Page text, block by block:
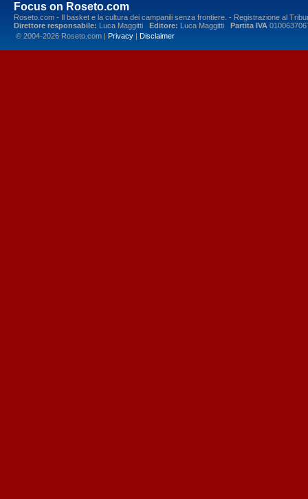
Focus on Roseto.com
Roseto.com - Il basket e la cultura dei campanili senza frontiere. - Registrazione al
Direttore responsabile: Luca Maggitti Editore: Luca Maggitti Partita IVA
© 2004-2026 Roseto.com | Privacy | Disclaimer